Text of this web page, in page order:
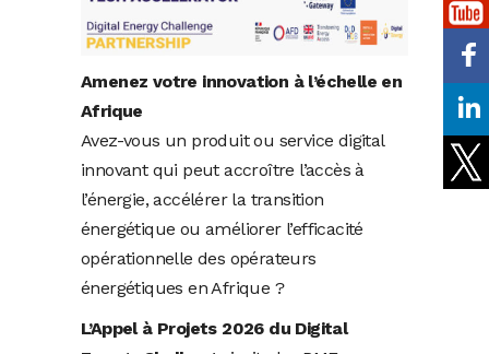
Amenez votre innovation à l’échelle en
Afrique
Avez-vous un produit ou service digital
innovant qui peut accroître l’accès à
l’énergie, accélérer la transition
énergétique ou améliorer l’efficacité
opérationnelle des opérateurs
énergétiques en Afrique ?
L’Appel à Projets 2026 du Digital